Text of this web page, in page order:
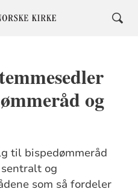
og
til bispedømmeråd
og
som så fordeler